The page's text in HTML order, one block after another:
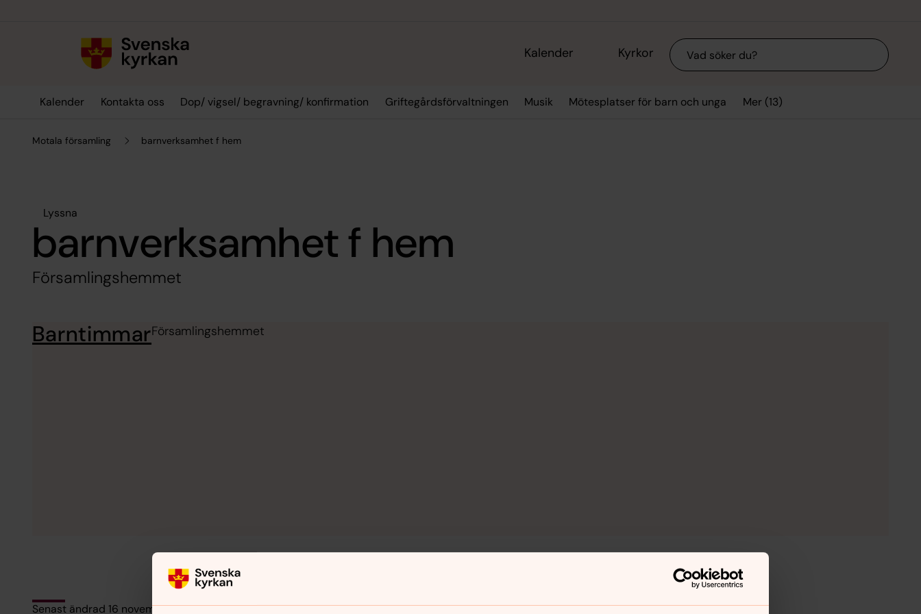
Kalender Kyrkor Sök
Kalender Kontakta oss Dop/ vigsel/ begravning/ konfirmation Griftegårdsförvaltningen Musik Mötesplatser för barn och unga Mer (13)
Motala församling barnverksamhet f hem
Lyssna
barnverksamhet f hem
Församlingshemmet
BarntimmarFörsamlingshemmet
Senast ändrad 16 november 2023